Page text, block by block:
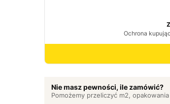
Nie masz pewności, ile zamówić?
Pomożemy przeliczyć m2,